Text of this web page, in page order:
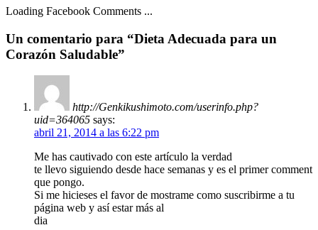
Loading Facebook Comments ...
Un comentario para “Dieta Adecuada para un
Corazón Saludable”
http://Genkikushimoto.com/userinfo.php?
uid=364065 says:
abril 21, 2014 a las 6:22 pm
Me has cautivado con este artículo la verdad
te llevo siguiendo desde hace semanas y es el primer comment
que pongo.
Si me hicieses el favor de mostrame como suscribirme a tu
página web y así estar más al
dia